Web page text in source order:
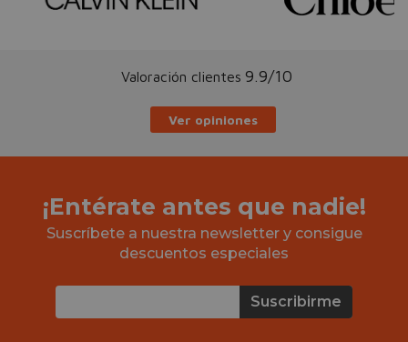
Valoración clientes 9.9/10
Ver opiniones
¡Entérate antes que nadie!
Suscríbete a nuestra newsletter y consigue
descuentos especiales
Suscribirme